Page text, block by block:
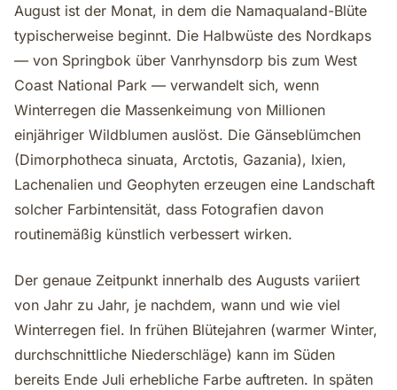
August ist der Monat, in dem die Namaqualand-Blüte
typischerweise beginnt. Die Halbwüste des Nordkaps
— von Springbok über Vanrhynsdorp bis zum West
Coast National Park — verwandelt sich, wenn
Winterregen die Massenkeimung von Millionen
einjähriger Wildblumen auslöst. Die Gänseblümchen
(Dimorphotheca sinuata, Arctotis, Gazania), Ixien,
Lachenalien und Geophyten erzeugen eine Landschaft
solcher Farbintensität, dass Fotografien davon
routinemäßig künstlich verbessert wirken.
Der genaue Zeitpunkt innerhalb des Augusts variiert
von Jahr zu Jahr, je nachdem, wann und wie viel
Winterregen fiel. In frühen Blütejahren (warmer Winter,
durchschnittliche Niederschläge) kann im Süden
bereits Ende Juli erhebliche Farbe auftreten. In späten